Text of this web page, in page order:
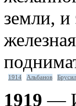
земли, и
1914 Альбанов
1919 —